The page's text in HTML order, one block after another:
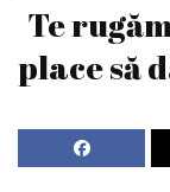
Te
place să